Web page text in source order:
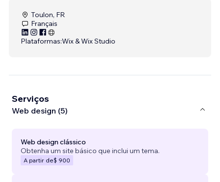
Toulon, FR
Français
Plataformas:Wix & Wix Studio
Serviços
Web design (5)
Web design clássico
Obtenha um site básico que inclui um tema.
A partir de$ 900